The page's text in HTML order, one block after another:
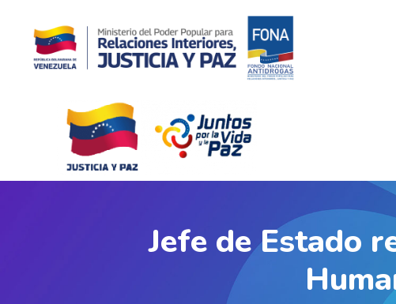
Jefe de Estado